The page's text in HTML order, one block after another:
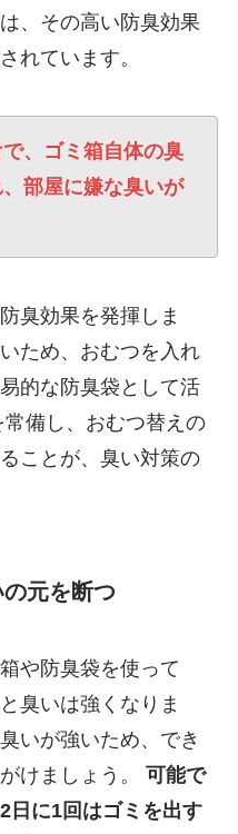
、その高い防臭効果
れています。
、ゴミ箱自体の臭
部屋に嫌な臭いが
臭効果を発揮しま
ため、おむつを入れ
的な防臭袋として活
備し、おむつ替えの
ことが、臭い対策の
元を断つ
や防臭袋を使って
臭いは強くなりま
いが強いため、でき
けましょう。 可能で
日に1回はゴミを出す